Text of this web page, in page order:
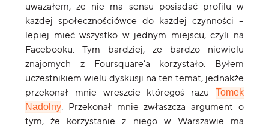
uważałem, że nie ma sensu posiadać profilu w
każdej społecznościówce do każdej czynności –
lepiej mieć wszystko w jednym miejscu, czyli na
Facebooku. Tym bardziej, że bardzo niewielu
znajomych z Foursquare’a korzystało. Byłem
uczestnikiem wielu dyskusji na ten temat, jednakże
przekonał mnie wreszcie któregoś razu Tomek
Nadolny. Przekonał mnie zwłaszcza argument o
tym, że korzystanie z niego w Warszawie ma